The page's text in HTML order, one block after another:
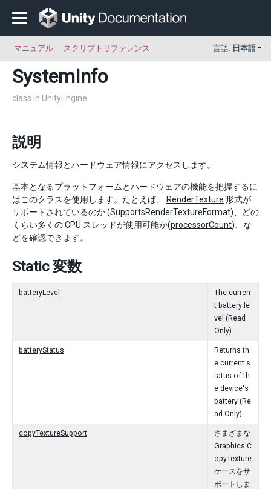
マニュアル スクリプトリファレンス 言語: 日本語
SystemInfo
class in UnityEngine
説明
システム情報とハードウェア情報にアクセスします。
基本となるプラットフォームとハードウェアの機能を把握するに
はこのクラスを使用します。たとえば、
RenderTexture 形式が
サポートされているのか (SupportsRenderTextureFormat)、どの
くらい多くの CPU スレッドが使用可能か(processorCount)、な
どを確認できます。
Static 変数
batteryLevel
The curren
t battery le
vel (Read
Only).
batteryStatus
Returns th
e current s
tatus of th
e device's
battery (Re
ad Only).
copyTextureSupport
さまざまな
Graphics.C
opyTexture
ケースをサ
ポートしま